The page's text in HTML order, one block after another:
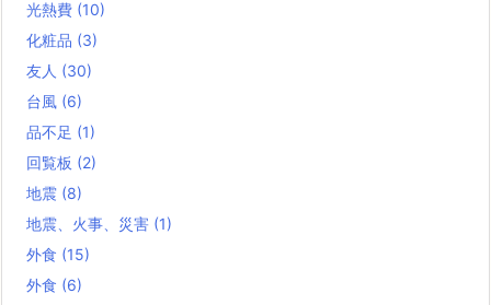
光熱費 (10)
化粧品 (3)
友人 (30)
台風 (6)
品不足 (1)
回覧板 (2)
地震 (8)
地震、火事、災害 (1)
外食 (15)
外食 (6)